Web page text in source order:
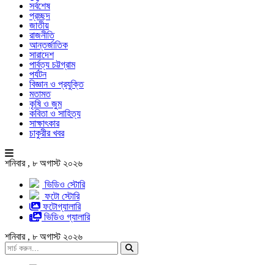
সর্বশেষ
প্রচ্ছদ
জাতীয়
রাজনীতি
আন্তর্জাতিক
সারাদেশ
পার্বত্য চট্টগ্রাম
পর্যটন
বিজ্ঞান ও প্রযুক্তি
মতামত
কৃষি ও জুম
কবিতা ও সাহিত্য
সাক্ষাৎকার
চাকুরীর খবর
শনিবার , ৮ অগাস্ট ২০২৬
ভিডিও স্টোরি
ফটো স্টোরি
ফটোগ্যালারি
ভিডিও গ্যালারি
শনিবার , ৮ অগাস্ট ২০২৬